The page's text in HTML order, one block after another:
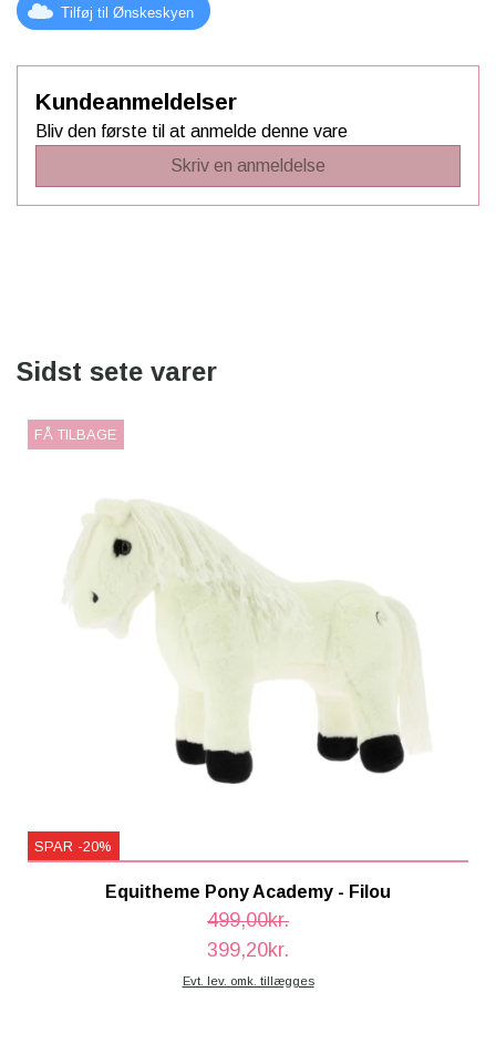
i sin helt egen rideverden.
Equitheme Pony Academy - Filou -en gave, der skaber
glæde og eventyr i hverdagen!
Tilføj til Ønskeskyen
Kundeanmeldelser
Bliv den første til at anmelde denne vare
Skriv en anmeldelse
Sidst sete varer
FÅ TILBAGE
SPAR -20%
Equitheme Pony Academy - Filou
499,00kr.
399,20kr.
Evt. lev. omk. tillægges